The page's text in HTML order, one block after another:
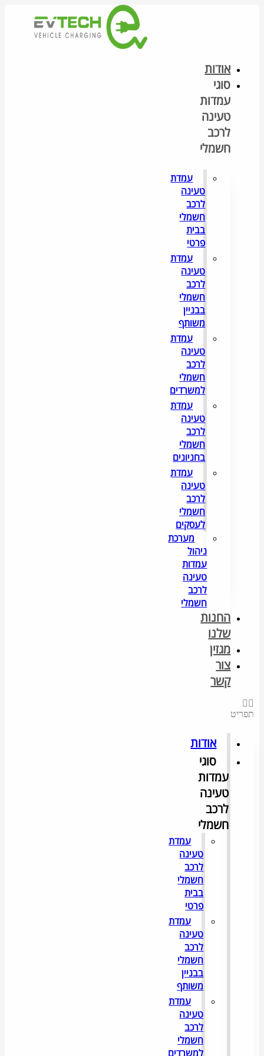
אודות
סוגי
עמדות
טעינה
לרכב
חשמלי
עמדת
טעינה
לרכב
חשמלי
בבית
פרטי
עמדת
טעינה
לרכב
חשמלי
בבניין
משותף
עמדת
טעינה
לרכב
חשמלי
למשרדים
עמדת
טעינה
לרכב
חשמלי
בחניונים
עמדת
טעינה
לרכב
חשמלי
לעסקים
מערכת
ניהול
עמדות
טעינה
לרכב
חשמלי
החנות
שלנו
מגזין
צור
קשר
תפריט
אודות
סוגי
עמדות
טעינה
לרכב
חשמלי
עמדת
טעינה
לרכב
חשמלי
בבית
פרטי
עמדת
טעינה
לרכב
חשמלי
בבניין
משותף
עמדת
טעינה
לרכב
חשמלי
למשרדים